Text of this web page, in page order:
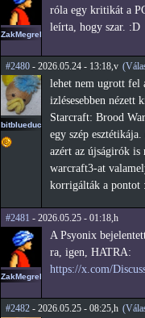
ZakMegrekken
róla egy kritikát a
leírta, hogy szar. :D
#2480 - 2026.05.24 - 13:18,v
bitblueduck
lehet nem ugrott fel
izlésesebben nézett
Starcraft: Brood
egy szép
azért az újságirók is
warcraft3-at
korrigálták a pontot
#2481 - 2026.05.25 - 01:18,h
ZakMegrekken
A Psyonix
ra, igen, HATRA:
https://x.com/
#2482 - 2026.05.25 - 08:25,h